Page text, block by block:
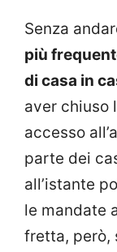
Senza
più
di casa in
aver chiuso
accesso
parte dei
all’istante
le mandate
fretta, però,